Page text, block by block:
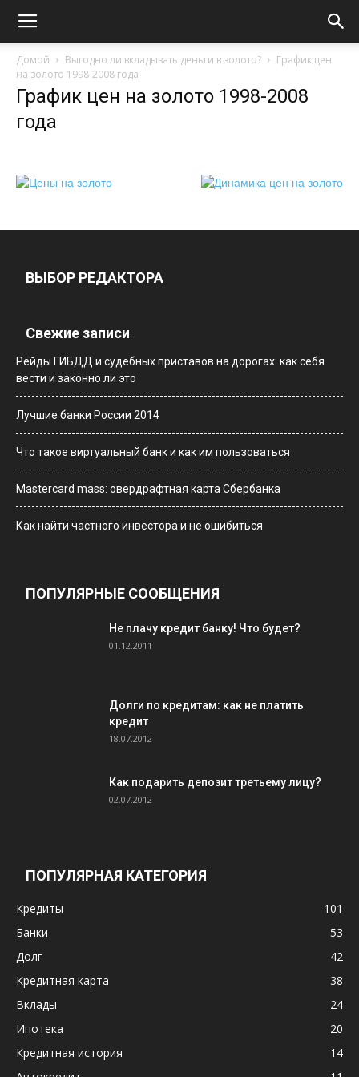
Домой Выгодно ли вкладывать деньги в золото?
График цен
на золото 1998-2008 года
График цен на золото 1998-2008
года
ВЫБОР РЕДАКТОРА
Свежие записи
Рейды ГИБДД и судебных приставов на дорогах: как себя
вести и законно ли это
Лучшие банки России 2014
Что такое виртуальный банк и как им пользоваться
Мastercard mass: овердрафтная карта Сбербанка
Как найти частного инвестора и не ошибиться
ПОПУЛЯРНЫЕ СООБЩЕНИЯ
Не плачу кредит банку! Что будет?
01.12.2011
Долги по кредитам: как не платить
кредит
18.07.2012
Как подарить депозит третьему лицу?
02.07.2012
ПОПУЛЯРНАЯ КАТЕГОРИЯ
Кредиты
101
Банки
53
Долг
42
Кредитная карта
38
Вклады
24
Ипотека
20
Кредитная история
14